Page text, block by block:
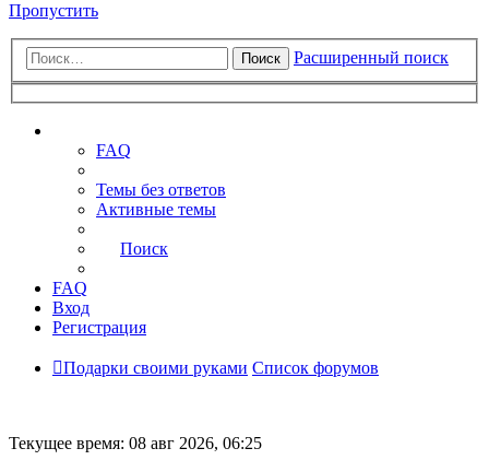
Пропустить
Поиск Расширенный поиск
FAQ
Темы без ответов
Активные темы
Поиск
FAQ
Вход
Регистрация
Подарки своими руками Список форумов
Текущее время: 08 авг 2026, 06:25